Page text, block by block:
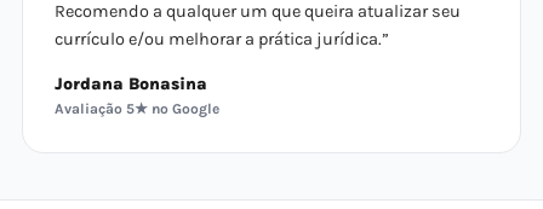
Recomendo a qualquer um que queira atualizar seu
currículo e/ou melhorar a prática jurídica.”
Jordana Bonasina
Avaliação 5★ no Google